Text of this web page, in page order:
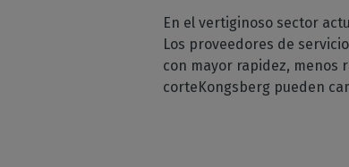
Conozca
En el vertiginoso sector
Los proveedores de
con mayor rapidez, menos
corteKongsberg pueden